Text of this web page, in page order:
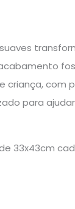
com
para
33x43cm